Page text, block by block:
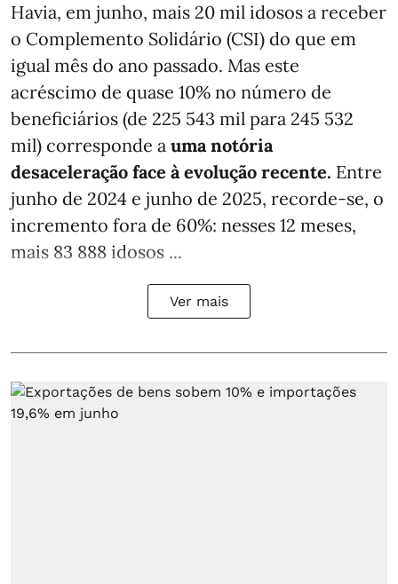
Havia, em junho, mais 20 mil idosos a receber
o Complemento Solidário (CSI) do que em
igual mês do ano passado. Mas este
acréscimo de quase 10% no número de
beneficiários (de 225 543 mil para 245 532
mil) corresponde a uma notória
desaceleração face à evolução recente. Entre
junho de 2024 e junho de 2025, recorde-se, o
incremento fora de 60%: nesses 12 meses,
mais 83 888 idosos ...
Ver mais